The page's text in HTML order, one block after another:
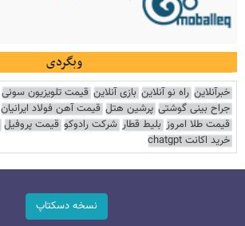
وبگردی
خبرآنلاین راه نو آنلاین بازی آنلاین قیمت تلویزیون سونی
جراح بینی گوشتی پرشین هتل قیمت آهن فولاد ایرانیان
قیمت طلا امروز بلیط قطار شرکت رادوکو قیمت پروفیل
خرید اکانت chatgpt
نسخه دسکتاپ